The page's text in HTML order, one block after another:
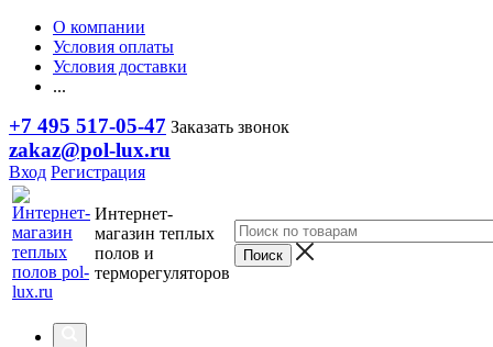
О компании
Условия оплаты
Условия доставки
...
+7 495 517-05-47 Заказать звонок
zakaz@pol-lux.ru
Вход Регистрация
Интернет-
магазин теплых
полов и
терморегуляторов